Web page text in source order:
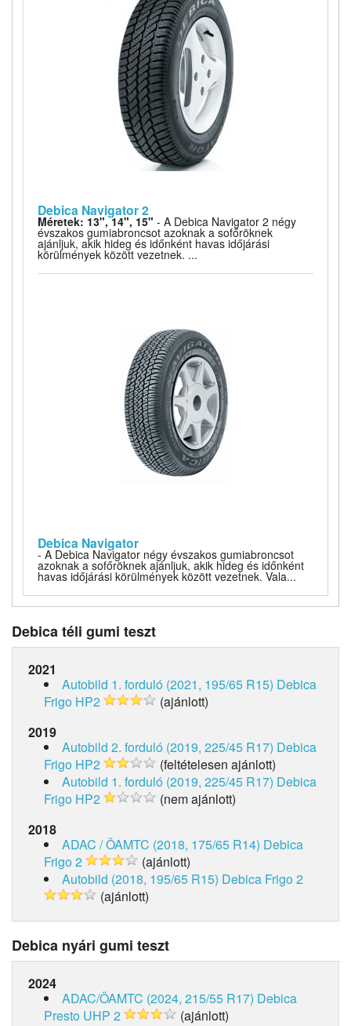
Debica Navigator 2
Méretek: 13", 14", 15" - A Debica Navigator 2 négy
évszakos gumiabroncsot azoknak a sofőröknek
ajánljuk, akik hideg és időnként havas időjárási
körülmények között vezetnek. ...
Debica Navigator
- A Debica Navigator négy évszakos gumiabroncsot
azoknak a sofőröknek ajánljuk, akik hideg és időnként
havas időjárási körülmények között vezetnek. Vala...
Debica téli gumi teszt
2021
Autobild 1. forduló (2021, 195/65 R15) Debica
Frigo HP2
(ajánlott)
2019
Autobild 2. forduló (2019, 225/45 R17) Debica
Frigo HP2
(feltételesen ajánlott)
Autobild 1. forduló (2019, 225/45 R17) Debica
Frigo HP2
(nem ajánlott)
2018
ADAC / ÖAMTC (2018, 175/65 R14) Debica
Frigo 2
(ajánlott)
Autobild (2018, 195/65 R15) Debica Frigo 2
(ajánlott)
Debica nyári gumi teszt
2024
ADAC/ÖAMTC (2024, 215/55 R17) Debica
Presto UHP 2
(ajánlott)